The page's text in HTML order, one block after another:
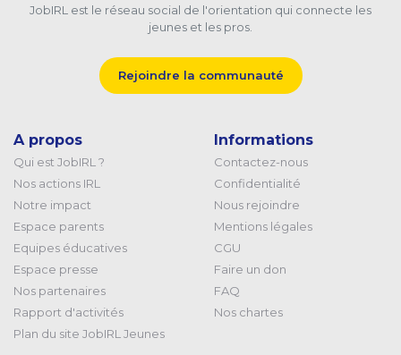
JobIRL est le réseau social de l'orientation qui connecte les
jeunes et les pros.
Rejoindre la communauté
A propos
Qui est JobIRL ?
Nos actions IRL
Notre impact
Espace parents
Equipes éducatives
Espace presse
Nos partenaires
Rapport d'activités
Plan du site JobIRL Jeunes
Informations
Contactez-nous
Confidentialité
Nous rejoindre
Mentions légales
CGU
Faire un don
FAQ
Nos chartes